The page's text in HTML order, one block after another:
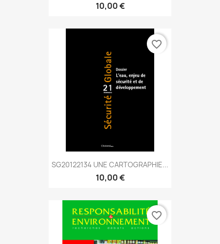
10,00 €
SG20122134 UNE CARTOGRAPHIE...
10,00 €
favorite_border
favorite_border